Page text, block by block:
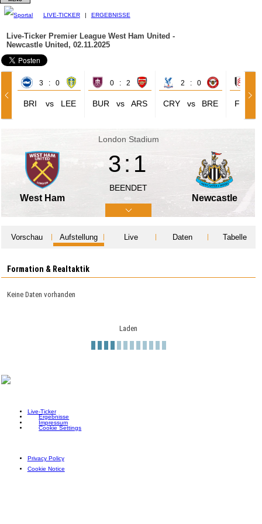
LIVE-TICKER | ERGEBNISSE
Live-Ticker Premier League West Ham United -
Newcastle United, 02.11.2025
3 : 0
BRI vs LEE
0 : 2
BUR vs ARS
2 : 0
CRY vs BRE FUL
London Stadium
West Ham
3:1
BEENDET
Newcastle
Vorschau Aufstellung Live Daten Tabelle
Formation & Realtaktik
Keine Daten vorhanden
Laden
Live-Ticker
Ergebnisse
Impressum
Cookie Settings
Privacy Policy
Cookie Notice